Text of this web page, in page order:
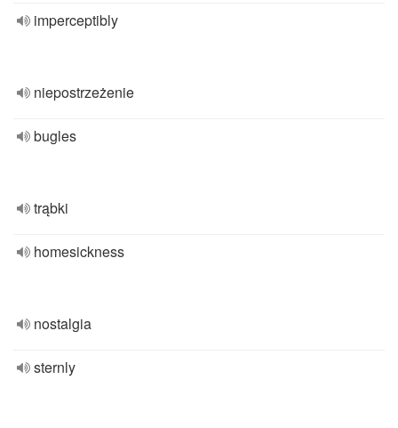
imperceptibly
niepostrzeżenie
bugles
trąbki
homesickness
nostalgia
sternly